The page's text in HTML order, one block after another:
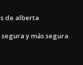
de alberta
y más segura